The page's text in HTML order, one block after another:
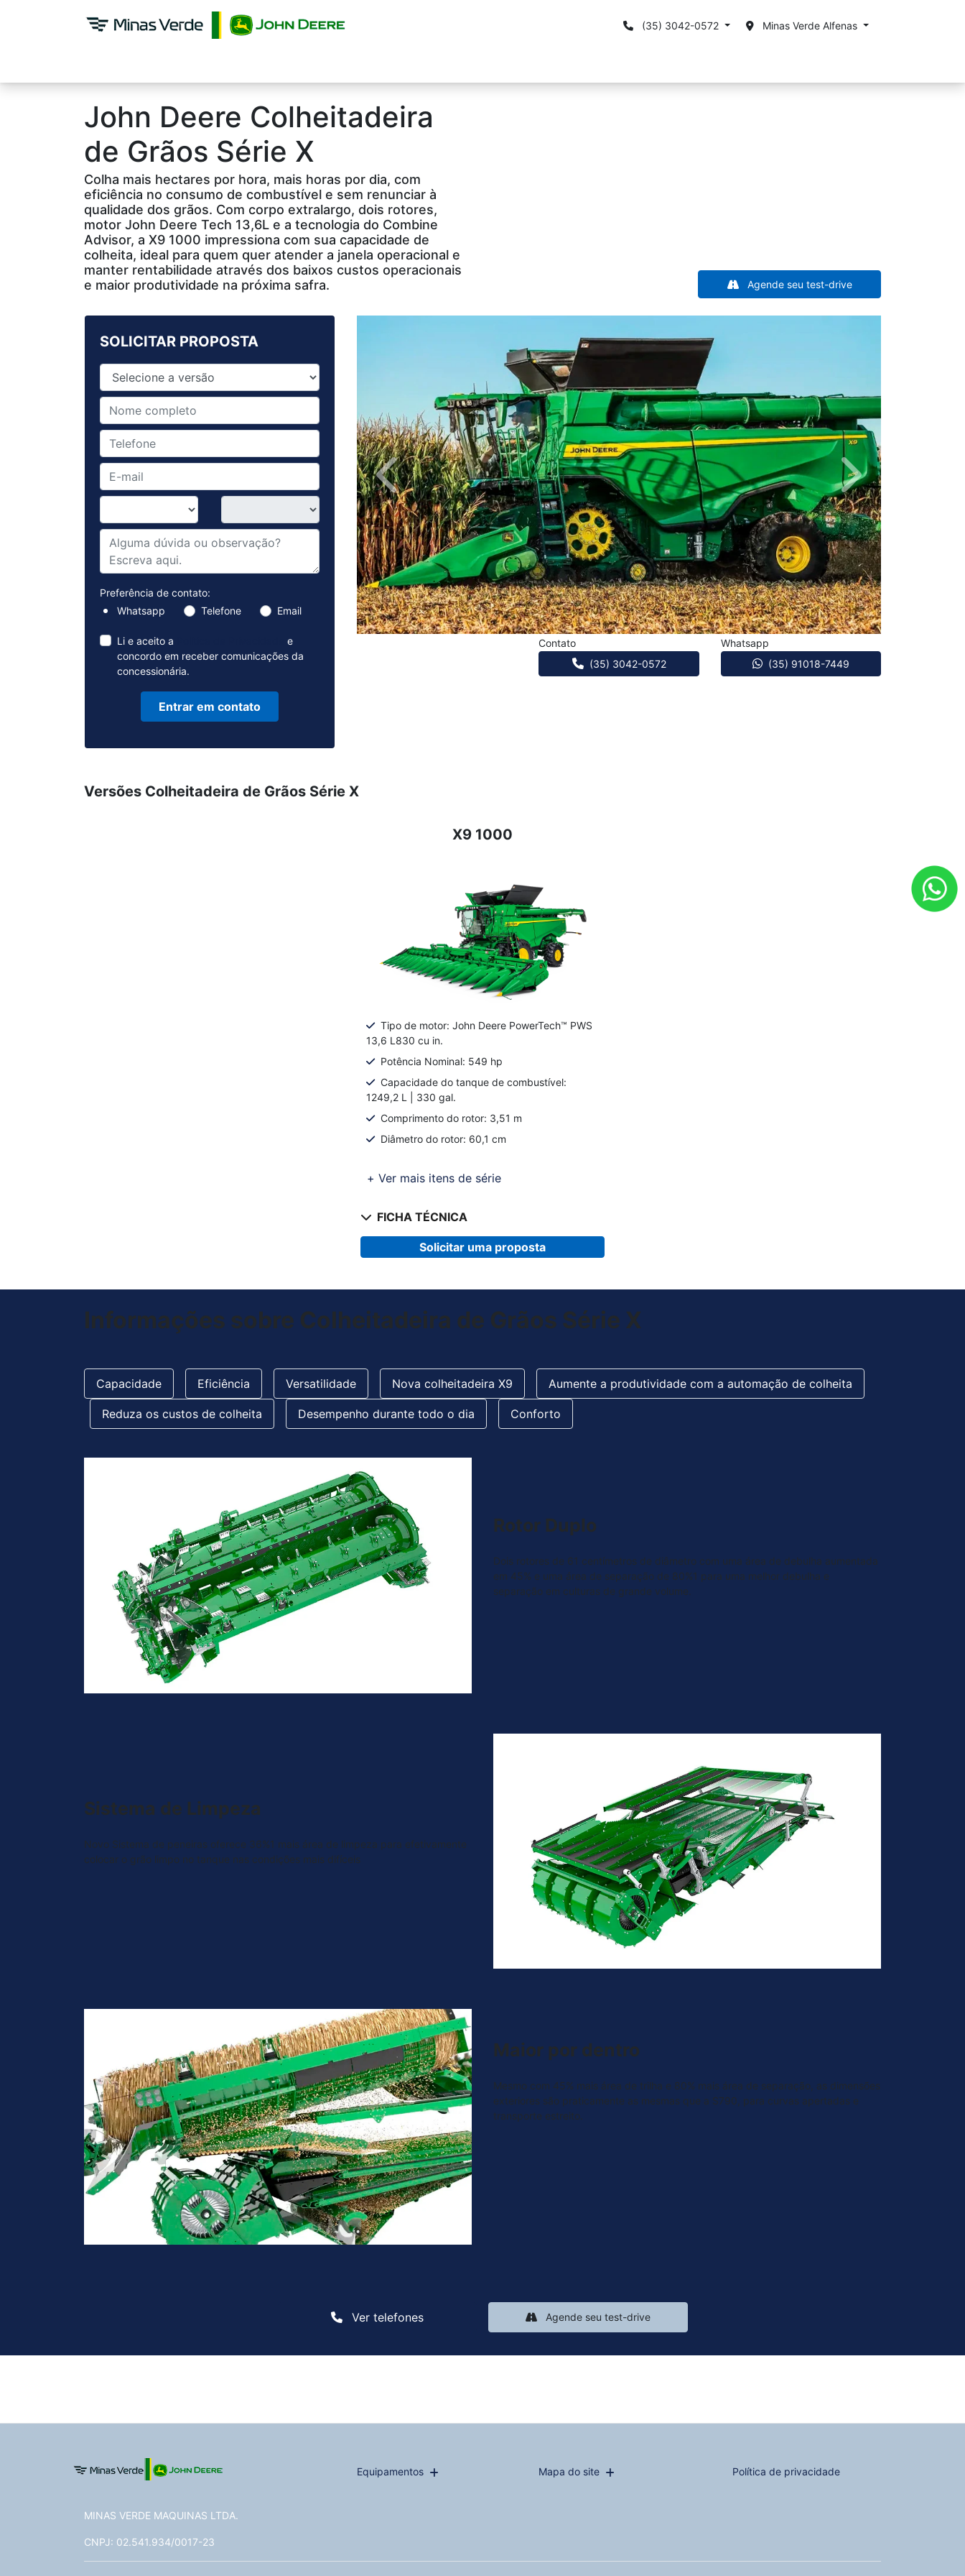
(35) 3042-0572 Minas Verde Alfenas
John Deere Colheitadeira
de Grãos Série X
Colha mais hectares por hora, mais horas por dia, com
eficiência no consumo de combustível e sem renunciar à
qualidade dos grãos. Com corpo extralargo, dois rotores,
motor John Deere Tech 13,6L e a tecnologia do Combine
Advisor, a X9 1000 impressiona com sua capacidade de
colheita, ideal para quem quer atender a janela operacional e
manter rentabilidade através dos baixos custos operacionais
e maior produtividade na próxima safra.
Agende seu test-drive
SOLICITAR PROPOSTA
Preferência de contato:
Whatsapp
Telefone Email
Li e aceito a
e
concordo em receber comunicações da
concessionária.
Entrar em contato
Anterior Próximo
Contato
(35) 3042-0572
Whatsapp
(35) 91018-7449
Versões Colheitadeira de Grãos Série X
X9 1000
Tipo de motor: John Deere PowerTech™ PWS
13,6 L830 cu in.
Potência Nominal: 549 hp
Capacidade do tanque de combustível:
1249,2 L | 330 gal.
Comprimento do rotor: 3,51 m
Diâmetro do rotor: 60,1 cm
+ Ver mais itens de série
FICHA TÉCNICA
Solicitar uma proposta
Informações sobre Colheitadeira de Grãos Série X
Capacidade Eficiência Versatilidade Nova colheitadeira X9 Aumente a produtividade com a automação de colheita
Reduza os custos de colheita Desempenho durante todo o dia Conforto
Rotor Duplo
Dois rotores de 61 centímetros de diâmetro com uma área de debulha aumentada
em 45% e uma área de separação de 80%1 para uma melhor debulha e
separação em culturas de grande volume.
Sistema de Limpeza
Novo Sistema de peneiras oferece 36%1 mais área de limpeza para efetivamente
colocar o grão limpo no tanque nas condições mais difíceis
Maior por dentro
Mesmo com 45% mais área de trilha e 80% mais área de separação, as dimensões
exteriores são praticamente as mesmas que a S790, para curvas apertadas e
transporte estreito.
Ver telefones Agende seu test-drive
Equipamentos Mapa do site Política de privacidade
MINAS VERDE MAQUINAS LTDA.
CNPJ: 02.541.934/0017-23